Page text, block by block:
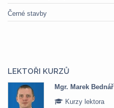
Černé stavby
LEKTOŘI KURZŮ
Mgr. Marek Bednář
Kurzy lektora